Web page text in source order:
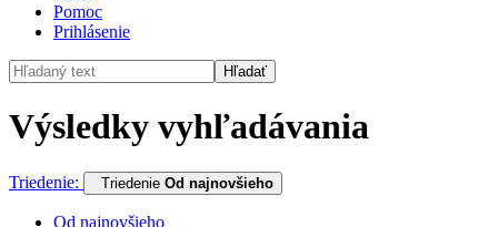
Pomoc
Prihlásenie
Hľadať
Výsledky vyhľadávania
Triedenie: Triedenie Od najnovšieho
Od najnovšieho